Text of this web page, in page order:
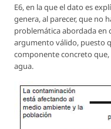
E6, en la que el dato es
genera, al parecer, que no
problemática abordada en
argumento válido, puesto
componente concreto que,
agua.